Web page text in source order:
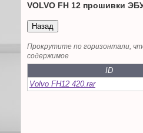
VOLVO FH 12 прошивки
Прокрутите по горизонтали,
содержимое
ID
Volvo FH12 420.rar